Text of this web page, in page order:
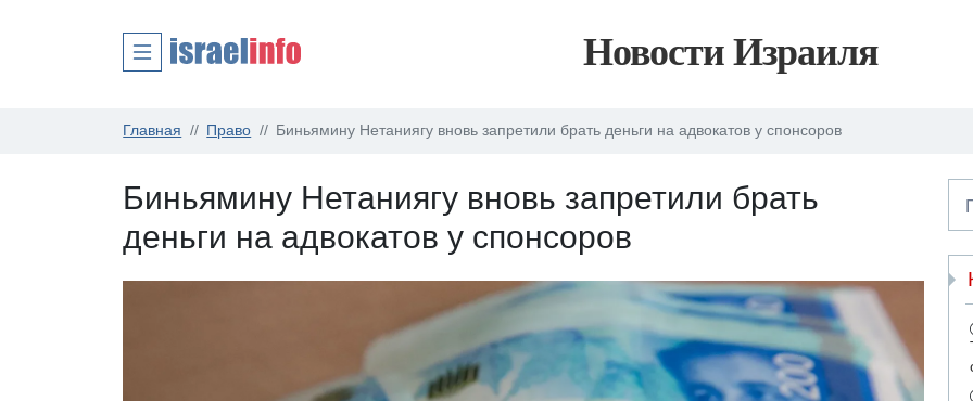
Новости Израиля
Главная Право Биньямину Нетаниягу вновь запретили брать деньги на адвокатов у спонсоров
Биньямину Нетаниягу вновь запретили брать
деньги на адвокатов у спонсоров